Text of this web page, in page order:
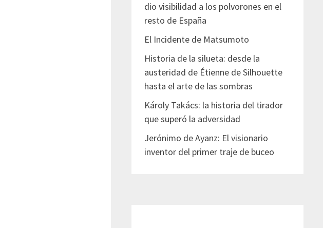
dio visibilidad a los polvorones en el
resto de España
El Incidente de Matsumoto
Historia de la silueta: desde la
austeridad de Étienne de Silhouette
hasta el arte de las sombras
Károly Takács: la historia del tirador
que superó la adversidad
Jerónimo de Ayanz: El visionario
inventor del primer traje de buceo